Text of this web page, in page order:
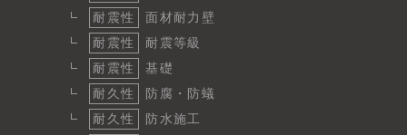
耐震性
面材耐力壁
耐震性
耐震等級
耐震性
基礎
耐久性
防腐・防蟻
耐久性
防水施工